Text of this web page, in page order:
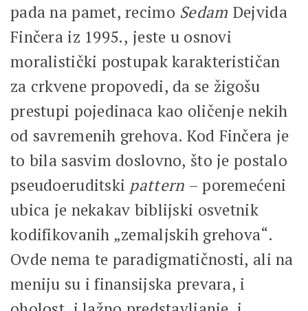
pada na pamet, recimo Sedam Dejvida
Finčera iz 1995., jeste u osnovi
moralistički postupak karakterističan
za crkvene propovedi, da se žigošu
prestupi pojedinaca kao oličenje nekih
od savremenih grehova. Kod Finčera je
to bila sasvim doslovno, što je postalo
pseudoeruditski pattern – poremećeni
ubica je nekakav biblijski osvetnik
kodifikovanih „zemaljskih grehova“.
Ovde nema te paradigmatičnosti, ali na
meniju su i finansijska prevara, i